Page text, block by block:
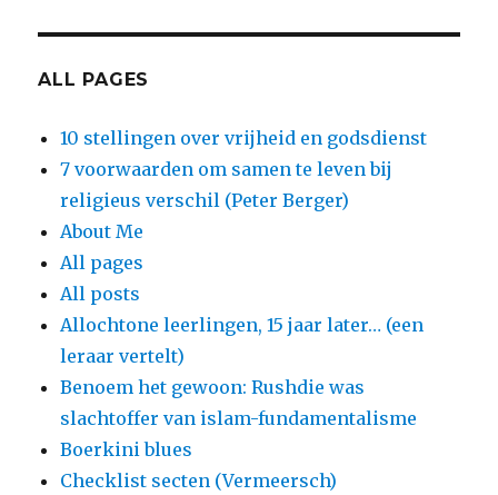
ALL PAGES
10 stellingen over vrijheid en godsdienst
7 voorwaarden om samen te leven bij
religieus verschil (Peter Berger)
About Me
All pages
All posts
Allochtone leerlingen, 15 jaar later… (een
leraar vertelt)
Benoem het gewoon: Rushdie was
slachtoffer van islam-fundamentalisme
Boerkini blues
Checklist secten (Vermeersch)